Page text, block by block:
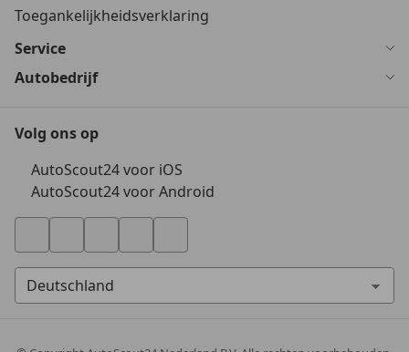
Toegankelijkheidsverklaring
Service
Autobedrijf
Volg ons op
AutoScout24 voor iOS
AutoScout24 voor Android